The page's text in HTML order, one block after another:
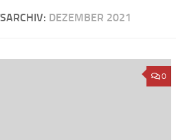
DEZEMBER 2021
0